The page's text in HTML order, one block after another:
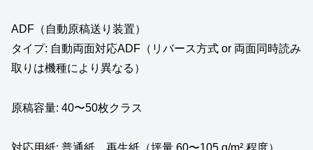
ADF（自動原稿送り装置）
タイプ: 自動両面対応ADF（リバース方式 or 両面同時読み
取りは機種により異なる）
原稿容量: 40〜50枚クラス
対応用紙: 普通紙、再生紙（坪量 60〜105 g/m² 程度）